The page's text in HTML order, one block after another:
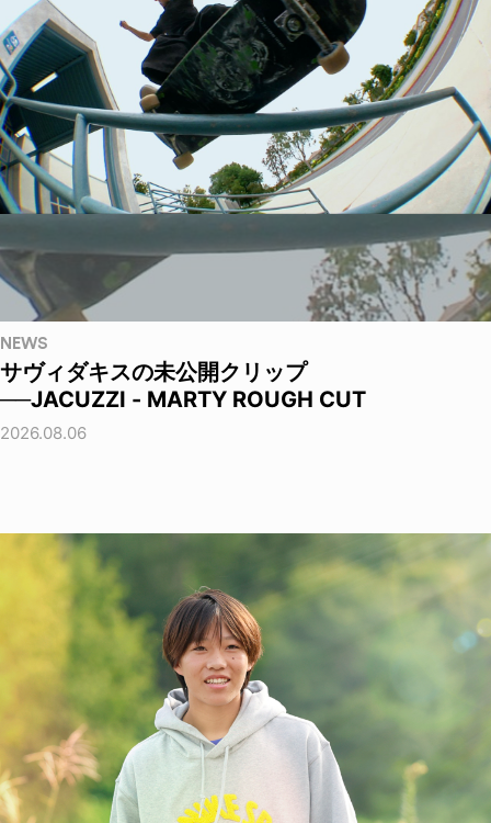
NEWS
サヴィダキスの未公開クリップ
──JACUZZI - MARTY ROUGH CUT
2026.08.06